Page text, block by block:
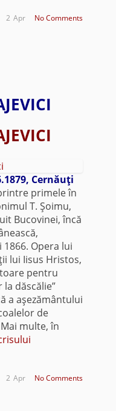
No Comments
Apr
2
Cernăuţi
primele în
T. Şoimu,
Bucovinei, încă
1866. Opera lui
lui Iisus Hristos,
pentru
dăscălie”
a aşezământului
de
multe, în
No Comments
Apr
2